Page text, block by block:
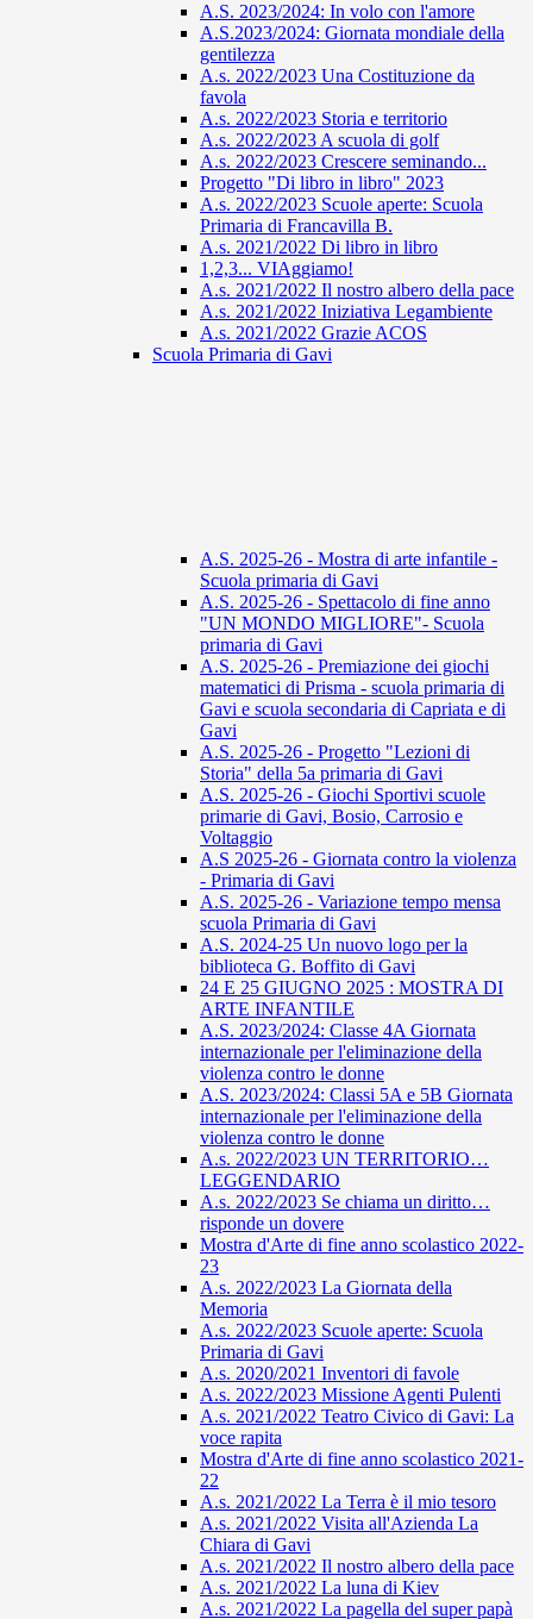
A.S. 2023/2024: In volo con l'amore
A.S.2023/2024: Giornata mondiale della
gentilezza
A.s. 2022/2023 Una Costituzione da
favola
A.s. 2022/2023 Storia e territorio
A.s. 2022/2023 A scuola di golf
A.s. 2022/2023 Crescere seminando...
Progetto "Di libro in libro" 2023
A.s. 2022/2023 Scuole aperte: Scuola
Primaria di Francavilla B.
A.s. 2021/2022 Di libro in libro
1,2,3... VIAggiamo!
A.s. 2021/2022 Il nostro albero della pace
A.s. 2021/2022 Iniziativa Legambiente
A.s. 2021/2022 Grazie ACOS
Scuola Primaria di Gavi
A.S. 2025-26 - Mostra di arte infantile -
Scuola primaria di Gavi
A.S. 2025-26 - Spettacolo di fine anno
"UN MONDO MIGLIORE"- Scuola
primaria di Gavi
A.S. 2025-26 - Premiazione dei giochi
matematici di Prisma - scuola primaria di
Gavi e scuola secondaria di Capriata e di
Gavi
A.S. 2025-26 - Progetto "Lezioni di
Storia" della 5a primaria di Gavi
A.S. 2025-26 - Giochi Sportivi scuole
primarie di Gavi, Bosio, Carrosio e
Voltaggio
A.S 2025-26 - Giornata contro la violenza
- Primaria di Gavi
A.S. 2025-26 - Variazione tempo mensa
scuola Primaria di Gavi
A.S. 2024-25 Un nuovo logo per la
biblioteca G. Boffito di Gavi
24 E 25 GIUGNO 2025 : MOSTRA DI
ARTE INFANTILE
A.S. 2023/2024: Classe 4A Giornata
internazionale per l'eliminazione della
violenza contro le donne
A.S. 2023/2024: Classi 5A e 5B Giornata
internazionale per l'eliminazione della
violenza contro le donne
A.s. 2022/2023 UN TERRITORIO…
LEGGENDARIO
A.s. 2022/2023 Se chiama un diritto…
risponde un dovere
Mostra d'Arte di fine anno scolastico 2022-
23
A.s. 2022/2023 La Giornata della
Memoria
A.s. 2022/2023 Scuole aperte: Scuola
Primaria di Gavi
A.s. 2020/2021 Inventori di favole
A.s. 2022/2023 Missione Agenti Pulenti
A.s. 2021/2022 Teatro Civico di Gavi: La
voce rapita
Mostra d'Arte di fine anno scolastico 2021-
22
A.s. 2021/2022 La Terra è il mio tesoro
A.s. 2021/2022 Visita all'Azienda La
Chiara di Gavi
A.s. 2021/2022 Il nostro albero della pace
A.s. 2021/2022 La luna di Kiev
A.s. 2021/2022 La pagella del super papà